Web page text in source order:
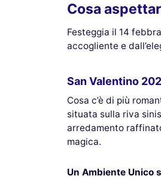
Cosa
Festeggia il 14
accogliente e
San Valentino
Cosa c’è di più
situata sulla riva
arredamento
magica.
Un Ambiente Unico